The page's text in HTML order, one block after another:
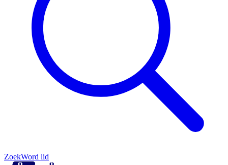
ZoekWord lid